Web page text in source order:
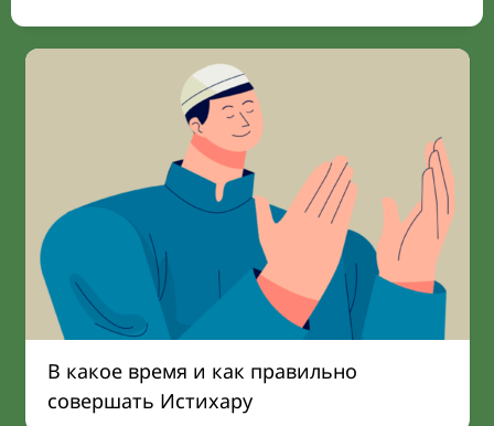
В какое время и как правильно
совершать Истихару